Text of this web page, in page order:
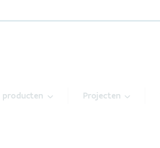
producten Projecten